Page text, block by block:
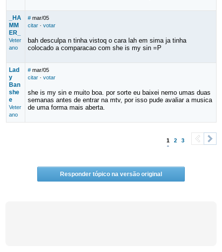
_HA
MM
ER_
Veter
ano
# mar/05
citar· votar
bah desculpa n tinha vistoq o cara lah em sima ja tinha
colocado a comparacao com she is my sin =P
Lad
y
Ban
she
e
Veter
ano
# mar/05
citar· votar
she is my sin e muito boa. por sorte eu baixei nemo umas duas
semanas antes de entrar na mtv, por isso pude avaliar a musica
de uma forma mais aberta.
1 2 3
Responder tópico na versão original